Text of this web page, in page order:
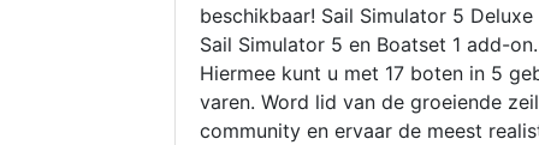
beschikbaar! Sail Simulator 5
Sail Simulator 5 en Boatset 1 add-on.
Hiermee kunt u met 17 boten in 5
varen. Word lid van de groeiende zeil
community en ervaar de meest